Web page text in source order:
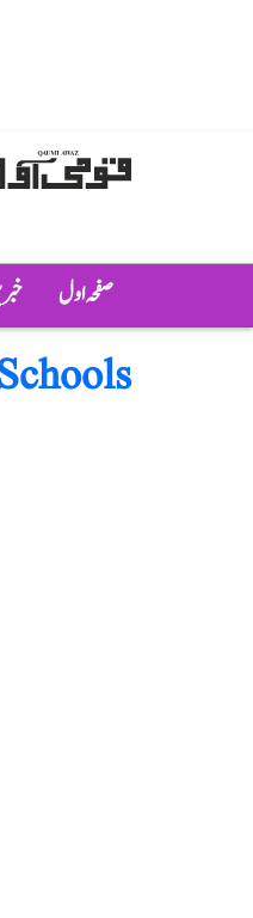
صفحہ اول